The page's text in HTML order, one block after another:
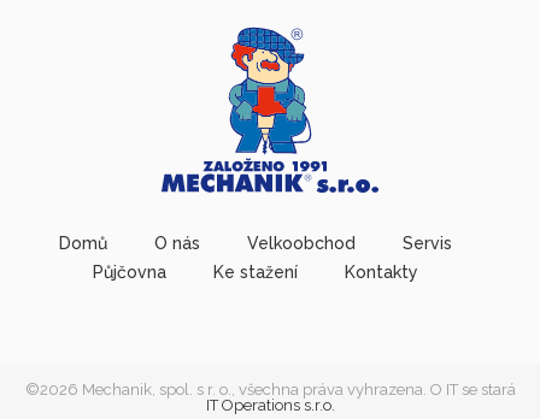
Domů O nás Velkoobchod
Servis
Půjčovna
Ke stažení Kontakty
©2026 Mechanik, spol. s r. o., všechna práva vyhrazena. O IT se stará
IT Operations s.r.o.